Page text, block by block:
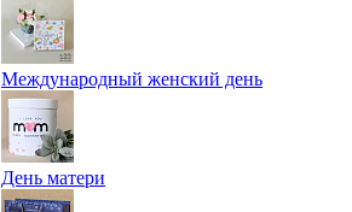
Международный женский день
День матери